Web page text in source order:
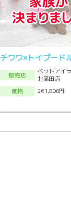
チワワ×トイプード
販売店
ペットアイ
北高田店
価格
261,800円